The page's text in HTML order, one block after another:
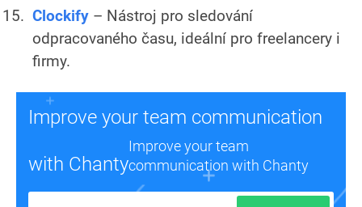
Clockify – Nástroj pro sledování
odpracovaného času, ideální pro freelancery i
firmy.
Improve your team communication
with Chanty
Improve your team
communication with Chanty